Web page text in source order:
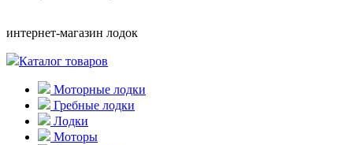
интернет-магазин лодок
Каталог товаров
Моторные лодки
Гребные лодки
Лодки
Моторы